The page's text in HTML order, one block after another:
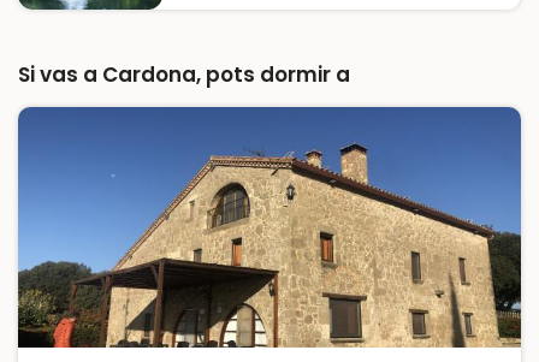
seus usos mentre fem una excursió…
Si vas a Cardona, pots dormir a